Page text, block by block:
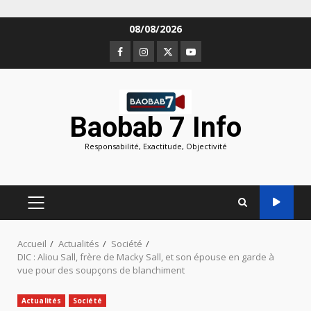
08/08/2026
Facebook
Instagram
TwitterYoutube
Baobab 7 Info
Responsabilité, Exactitude, Objectivité
MENU
PRINCIPAL
Accueil Actualités
Société
DIC : Aliou Sall, frère de Macky Sall, et son épouse en garde à
vue pour des soupçons de blanchiment
Actualités Société